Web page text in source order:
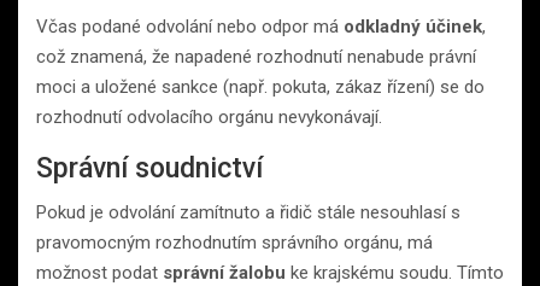
Včas podané odvolání nebo odpor má odkladný účinek,
což znamená, že napadené rozhodnutí nenabude právní
moci a uložené sankce (např. pokuta, zákaz řízení) se do
rozhodnutí odvolacího orgánu nevykonávají.
Správní soudnictví
Pokud je odvolání zamítnuto a řidič stále nesouhlasí s
pravomocným rozhodnutím správního orgánu, má
možnost podat správní žalobu ke krajskému soudu. Tímto